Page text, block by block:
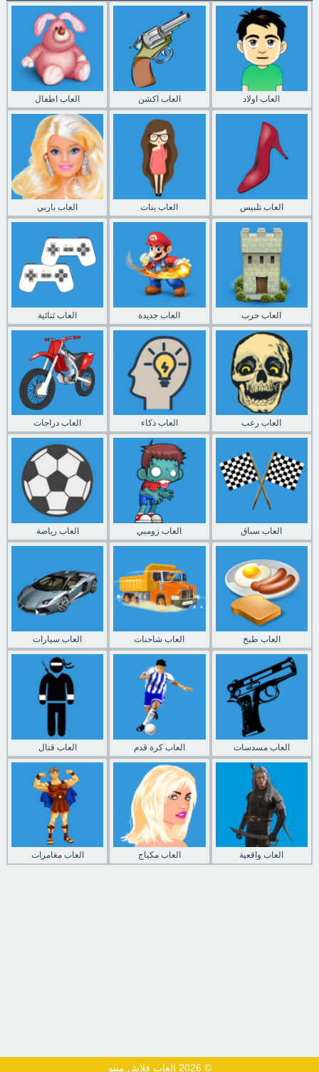
العاب اطفال العاب اكشن العاب اولاد
العاب باربي العاب بنات العاب تلبيس
العاب ثنائية العاب جديدة العاب حرب
العاب دراجات العاب ذكاء العاب رعب
العاب رياضة العاب زومبي العاب سباق
العاب سيارات العاب شاحنات العاب طبخ
العاب قتال العاب كرة قدم العاب مسدسات
العاب مغامرات العاب مكياج العاب واقعية
© 2026 العاب فلاش مينو